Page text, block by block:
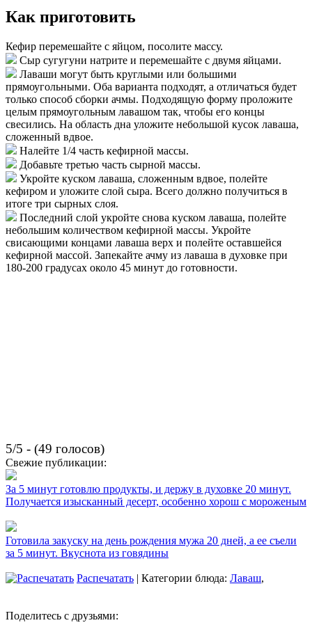
Как приготовить
Кефир перемешайте с яйцом, посолите массу.
Сыр сугугуни натрите и перемешайте с двумя яйцами.
Лаваши могут быть круглыми или большими
прямоугольными. Оба варианта подходят, а отличаться будет
только способ сборки ачмы. Подходящую форму проложите
целым прямоугольным лавашом так, чтобы его концы
свесились. На область дна уложите небольшой кусок лаваша,
сложенный вдвое.
Налейте 1/4 часть кефирной массы.
Добавьте третью часть сырной массы.
Укройте куском лаваша, сложенным вдвое, полейте
кефиром и уложите слой сыра. Всего должно получиться в
итоге три сырных слоя.
Последний слой укройте снова куском лаваша, полейте
небольшим количеством кефирной массы. Укройте
свисающими концами лаваша верх и полейте оставшейся
кефирной массой. Запекайте ачму из лаваша в духовке при
180-200 градусах около 45 минут до готовности.
5/5 - (49 голосов)
Свежие публикации:
За 5 минут готовлю продукты, и держу в духовке 20 минут.
Получается изысканный десерт, особенно хорош с мороженым
Готовила закуску на день рождения мужа 20 дней, а ее съели
за 5 минут. Вкуснота из говядины
Распечатать | Категории блюда: Лаваш,
Поделитесь с друзьями: